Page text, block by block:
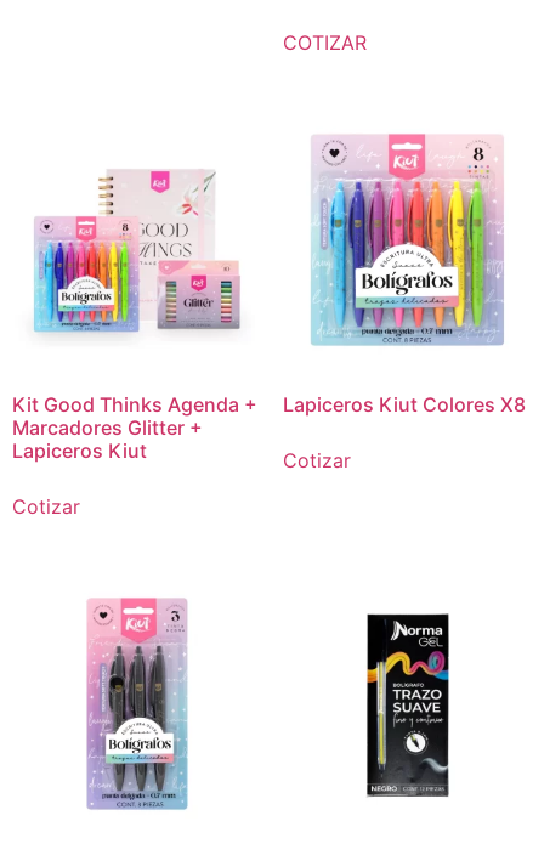
COTIZAR
Kit Good Thinks Agenda +
Marcadores Glitter +
Lapiceros Kiut
Cotizar
Lapiceros Kiut Colores X8
Cotizar